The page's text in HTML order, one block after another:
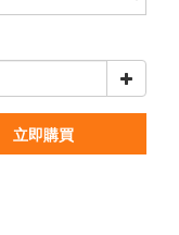
立即購買